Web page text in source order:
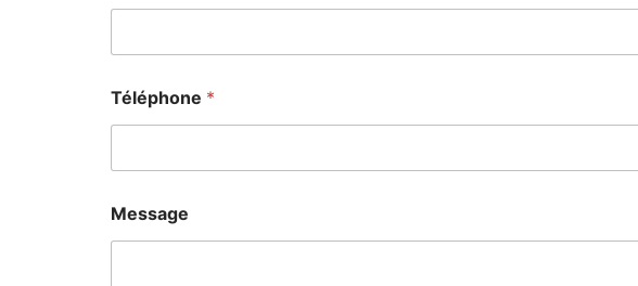
Téléphone *
Message